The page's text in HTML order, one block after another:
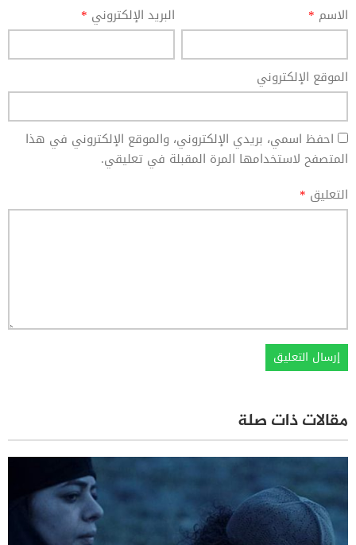
الاسم * البريد الإلكتروني *
الموقع الإلكتروني
احفظ اسمي، بريدي الإلكتروني، والموقع الإلكتروني في هذا
المتصفح لاستخدامها المرة المقبلة في تعليقي.
التعليق *
مقالات ذات صلة